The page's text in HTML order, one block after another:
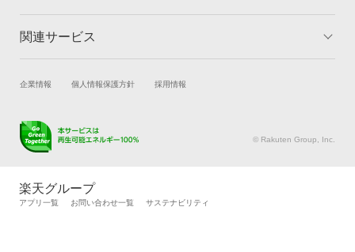
トップ
コーティングとは コーティング診断
よくある質問
関連サービス
試乗・商談 新車購入
キズ修理予約
メンテナンス管理
タイヤ交換サービス
自動車カタログ 自動車保険
企業情報 個人情報保護方針 採用情報
© Rakuten Group, Inc.
楽天グループ
アプリ一覧 お問い合わせ一覧 サステナビリティ